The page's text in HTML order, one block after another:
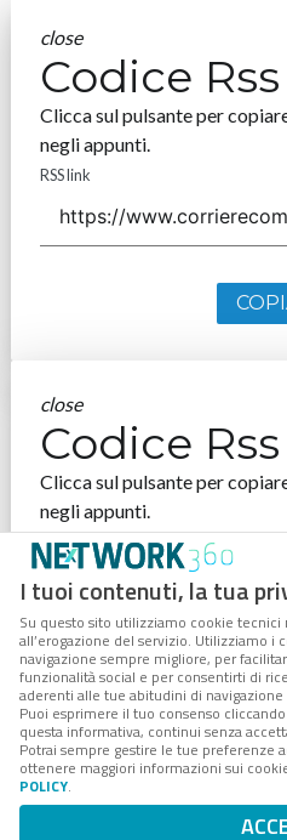
I tuoi contenuti, la tua
Su questo sito utilizziamo cookie tecnici
all’erogazione del servizio. Utilizziamo i
navigazione sempre migliore, per
funzionalità social e per consentirti di
aderenti alle tue abitudini di
Puoi esprimere il tuo consenso cliccando
questa informativa, continui senza
Potrai sempre gestire le tue preferenze
ottenere maggiori informazioni sui
POLICY.
close
Codice Rss
Clicca sul pulsante per
negli appunti.
RSS link
close
Codice Rss
Clicca sul pulsante per
negli appunti.
RSS link